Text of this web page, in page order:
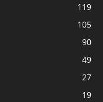
119
105
90
49
27
19